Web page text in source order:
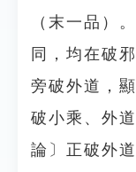
（末一品
同，均在破
旁破外道，
破小乘、外
論〕正破外